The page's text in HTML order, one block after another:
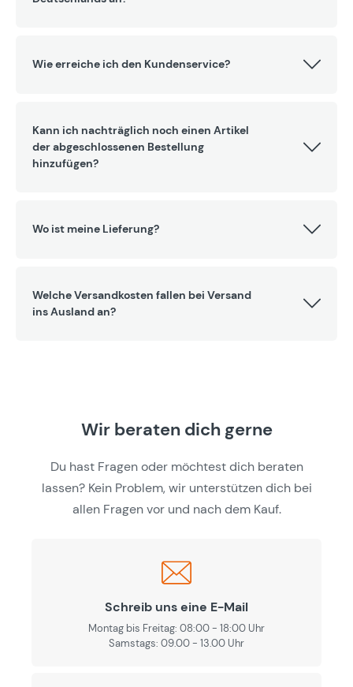
Wie erreiche ich den Kundenservice?
Kann ich nachträglich noch einen Artikel
der abgeschlossenen Bestellung
hinzufügen?
Wo ist meine Lieferung?
Welche Versandkosten fallen bei Versand
ins Ausland an?
Wir beraten dich gerne
Du hast Fragen oder möchtest dich beraten
lassen? Kein Problem, wir unterstützen dich bei
allen Fragen vor und nach dem Kauf.
Schreib uns eine E-Mail
Montag bis Freitag: 08:00 - 18:00 Uhr
Samstags: 09.00 - 13.00 Uhr